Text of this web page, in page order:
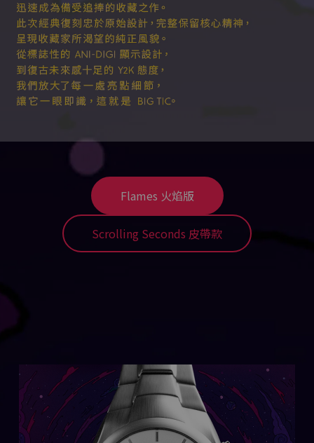
Flames 火焰版
Scrolling Seconds 皮帶款